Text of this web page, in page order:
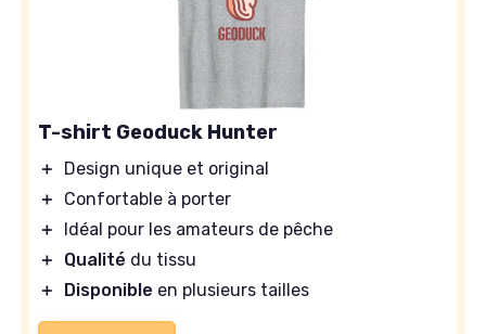
T-shirt Geoduck Hunter
＋
Design unique et original
＋
Confortable à porter
＋
Idéal pour les amateurs de pêche
＋
Qualité du tissu
＋
Disponible en plusieurs tailles